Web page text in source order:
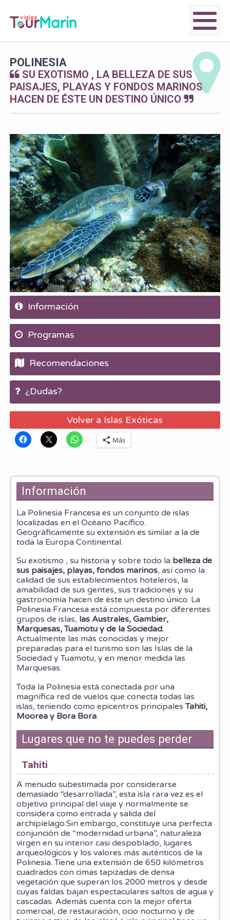
POLINESIA
SU EXOTISMO , LA BELLEZA DE SUS
PAISAJES, PLAYAS Y FONDOS MARINOS
HACEN DE ÉSTE UN DESTINO ÚNICO
Información
Programas
Recomendaciones
¿Dudas?
Volver a Islas Exóticas
Más
Información
La Polinesia Francesa es un conjunto de islas
localizadas en el Océano Pacífico.
Geográficamente su extensión es similar a la de
toda la Europa Continental.
Su exotismo , su historia y sobre todo labelleza de
sus paisajes, playas, fondos marinos, así como la
calidad de sus establecimientos hoteleros, la
amabilidad de sus gentes, sus tradiciones y su
gastronomía hacen de éste un destino único. La
Polinesia Francesa está compuesta por diferentes
grupos de islas, las Australes, Gambier,
Marquesas, Tuamotu y de la Sociedad.
Actualmente las más conocidas y mejor
preparadas para el turismo son las Islas de la
Sociedad y Tuamotu, y en menor medida las
Marquesas.
Toda la Polinesia está conectada por una
magnífica red de vuelos que conecta todas las
islas, teniendo como epicentros principalesTahiti,
Moorea y Bora Bora.
Lugares que no te puedes perder
Tahiti
A menudo subestimada por considerarse
demasiado “desarrollada”, esta isla rara vez es el
objetivo principal del viaje y normalmente se
considera como entrada y salida del
archipíelago.Sin embargo, constituye una perfecta
conjunción de “modernidad urbana”, naturaleza
virgen en su interior casi despoblado, lugares
arqueológicos y los valores más auténticos de la
Polinesia. Tiene una extensión de 650 kilómetros
cuadrados con cimas tapizadas de densa
vegetación que superan los 2000 metros y desde
cuyas faldas bajan espectaculares saltos de agua y
cascadas. Además cuenta con la mejor oferta
comercial, de restauración, ocio nocturno y de